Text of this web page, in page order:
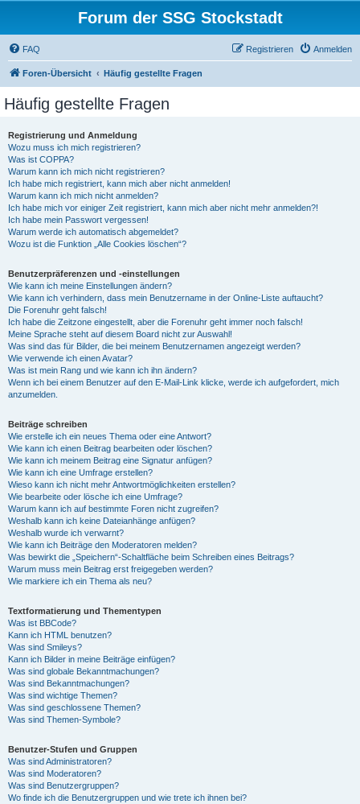
Forum der SSG Stockstadt
FAQ Anmelden
Registrieren
Foren-Übersicht Häufig gestellte Fragen
Häufig gestellte Fragen
Registrierung und Anmeldung
Wozu muss ich mich registrieren?
Was ist COPPA?
Warum kann ich mich nicht registrieren?
Ich habe mich registriert, kann mich aber nicht anmelden!
Warum kann ich mich nicht anmelden?
Ich habe mich vor einiger Zeit registriert, kann mich aber nicht mehr anmelden?!
Ich habe mein Passwort vergessen!
Warum werde ich automatisch abgemeldet?
Wozu ist die Funktion „Alle Cookies löschen“?
Benutzerpräferenzen und -einstellungen
Wie kann ich meine Einstellungen ändern?
Wie kann ich verhindern, dass mein Benutzername in der Online-Liste auftaucht?
Die Forenuhr geht falsch!
Ich habe die Zeitzone eingestellt, aber die Forenuhr geht immer noch falsch!
Meine Sprache steht auf diesem Board nicht zur Auswahl!
Was sind das für Bilder, die bei meinem Benutzernamen angezeigt werden?
Wie verwende ich einen Avatar?
Was ist mein Rang und wie kann ich ihn ändern?
Wenn ich bei einem Benutzer auf den E-Mail-Link klicke, werde ich aufgefordert, mich
anzumelden.
Beiträge schreiben
Wie erstelle ich ein neues Thema oder eine Antwort?
Wie kann ich einen Beitrag bearbeiten oder löschen?
Wie kann ich meinem Beitrag eine Signatur anfügen?
Wie kann ich eine Umfrage erstellen?
Wieso kann ich nicht mehr Antwortmöglichkeiten erstellen?
Wie bearbeite oder lösche ich eine Umfrage?
Warum kann ich auf bestimmte Foren nicht zugreifen?
Weshalb kann ich keine Dateianhänge anfügen?
Weshalb wurde ich verwarnt?
Wie kann ich Beiträge den Moderatoren melden?
Was bewirkt die „Speichern“-Schaltfläche beim Schreiben eines Beitrags?
Warum muss mein Beitrag erst freigegeben werden?
Wie markiere ich ein Thema als neu?
Textformatierung und Thementypen
Was ist BBCode?
Kann ich HTML benutzen?
Was sind Smileys?
Kann ich Bilder in meine Beiträge einfügen?
Was sind globale Bekanntmachungen?
Was sind Bekanntmachungen?
Was sind wichtige Themen?
Was sind geschlossene Themen?
Was sind Themen-Symbole?
Benutzer-Stufen und Gruppen
Was sind Administratoren?
Was sind Moderatoren?
Was sind Benutzergruppen?
Wo finde ich die Benutzergruppen und wie trete ich ihnen bei?